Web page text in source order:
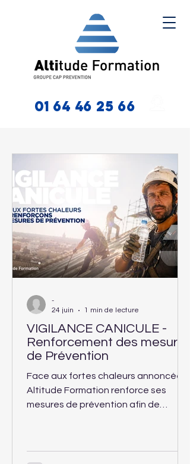
01 64 46 25 66
VIGILANCE CANICULE -
Renforcement des mesures
de Prévention
Face aux fortes chaleurs annoncées,
Altitude Formation renforce ses
mesures de prévention afin de
-
24 juin
1 min de lecture